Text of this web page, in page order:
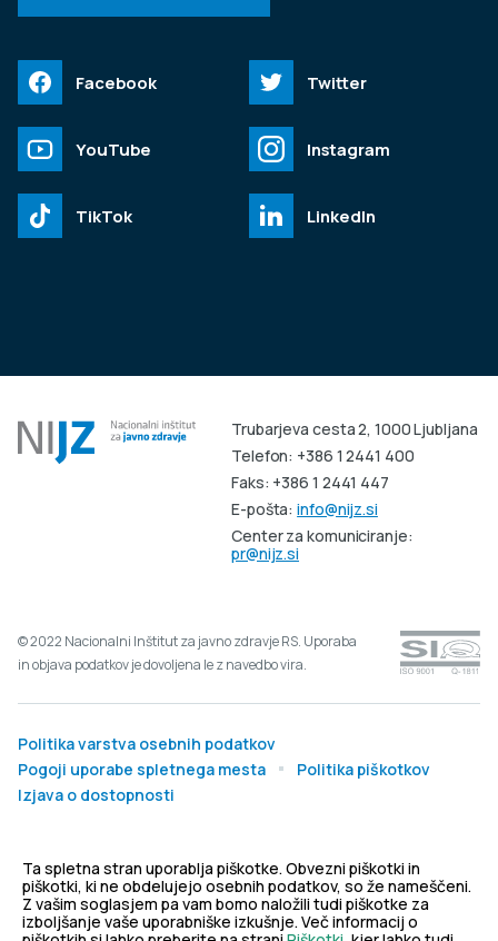
Trubarjeva cesta 2, 1000 Ljubljana
Telefon: +386 1 2441 400
Faks: +386 1 2441 447
E-pošta:info@nijz.si
Center za komuniciranje:
pr@nijz.si
Politika varstva osebnih podatkov
Pogoji uporabe spletnega mesta
Politika piškotkov
Izjava o dostopnosti
© 2022 Nacionalni Inštitut za javno zdravje RS. Uporaba
in objava podatkov je dovoljena le z navedbo vira.
Facebook Twitter
YouTube Instagram
TikTok LinkedIn
Ta spletna stran uporablja piškotke. Obvezni piškotki in
piškotki, ki ne obdelujejo osebnih podatkov, so že nameščeni.
Z vašim soglasjem pa vam bomo naložili tudi piškotke za
izboljšanje vaše uporabniške izkušnje. Več informacij o